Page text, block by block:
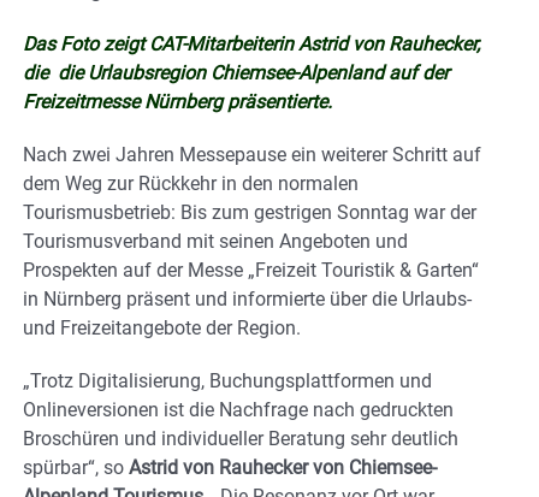
Das Foto zeigt CAT-Mitarbeiterin Astrid von Rauhecker,
die die Urlaubsregion Chiemsee-Alpenland auf der
Freizeitmesse Nürnberg präsentierte.
Nach zwei Jahren Messepause ein weiterer Schritt auf
dem Weg zur Rückkehr in den normalen
Tourismusbetrieb: Bis zum gestrigen Sonntag war der
Tourismusverband mit seinen Angeboten und
Prospekten auf der Messe „Freizeit Touristik & Garten“
in Nürnberg präsent und informierte über die Urlaubs-
und Freizeitangebote der Region.
„Trotz Digitalisierung, Buchungsplattformen und
Onlineversionen ist die Nachfrage nach gedruckten
Broschüren und individueller Beratung sehr deutlich
spürbar“, so Astrid von Rauhecker von Chiemsee-